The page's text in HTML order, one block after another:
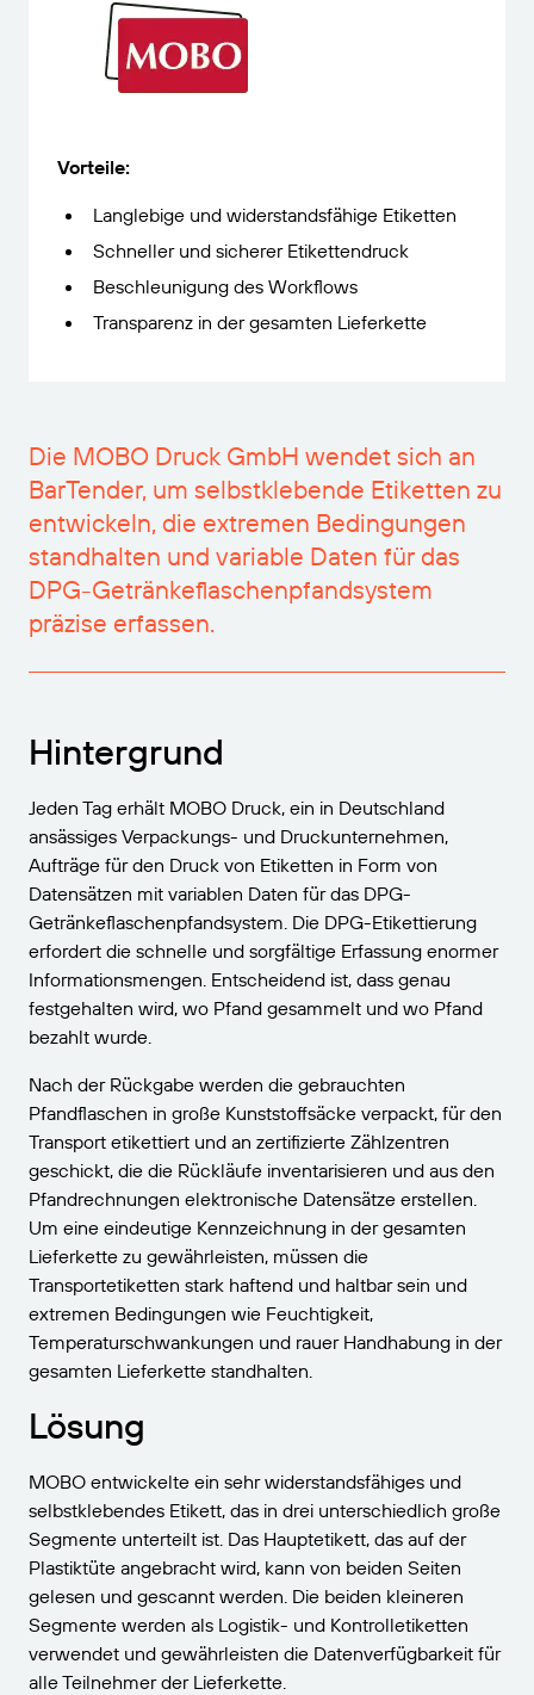
PRODUKT
Kostenlos testen
Technische Daten
Produktregistrierung
Print Connectors
Weitere Informationen
Amazon Transparency
VERBINDEN
Über uns
Nachrichten
Reifegradmodell für Etikettierung und
Erhalten Sie die Unterstützung, die Ihren
Geschäftsanforderungen entspricht.
Vorteile:
Langlebige und widerstandsfähige Etiketten
Schneller und sicherer Etikettendruck
Beschleunigung des Workflows
Transparenz in der gesamten Lieferkette
Die MOBO Druck GmbH wendet sich an
BarTender, um selbstklebende Etiketten zu
entwickeln, die extremen Bedingungen
standhalten und variable Daten für das
DPG-Getränkeflaschenpfandsystem
präzise erfassen.
Hintergrund
Jeden Tag erhält MOBO Druck, ein in Deutschland
ansässiges Verpackungs- und Druckunternehmen,
Aufträge für den Druck von Etiketten in Form von
Datensätzen mit variablen Daten für das DPG-
Getränkeflaschenpfandsystem. Die DPG-Etikettierung
erfordert die schnelle und sorgfältige Erfassung enormer
Informationsmengen. Entscheidend ist, dass genau
festgehalten wird, wo Pfand gesammelt und wo Pfand
bezahlt wurde.
Nach der Rückgabe werden die gebrauchten
Pfandflaschen in große Kunststoffsäcke verpackt, für den
Transport etikettiert und an zertifizierte Zählzentren
geschickt, die die Rückläufe inventarisieren und aus den
Pfandrechnungen elektronische Datensätze erstellen.
Um eine eindeutige Kennzeichnung in der gesamten
Lieferkette zu gewährleisten, müssen die
Transportetiketten stark haftend und haltbar sein und
extremen Bedingungen wie Feuchtigkeit,
Temperaturschwankungen und rauer Handhabung in der
gesamten Lieferkette standhalten.
Lösung
MOBO entwickelte ein sehr widerstandsfähiges und
selbstklebendes Etikett, das in drei unterschiedlich große
Segmente unterteilt ist. Das Hauptetikett, das auf der
Plastiktüte angebracht wird, kann von beiden Seiten
gelesen und gescannt werden. Die beiden kleineren
Segmente werden als Logistik- und Kontrolletiketten
verwendet und gewährleisten die Datenverfügbarkeit für
alle Teilnehmer der Lieferkette.